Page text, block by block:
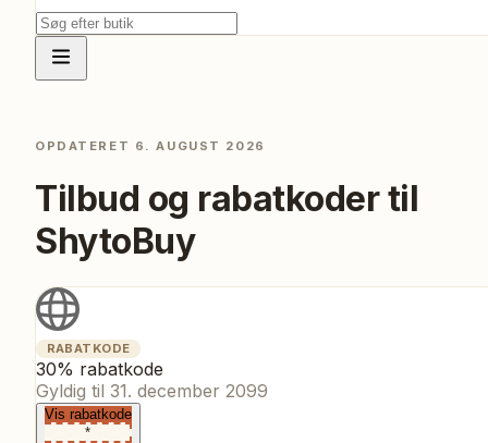
OPDATERET 6. AUGUST 2026
Tilbud og rabatkoder til
ShytoBuy
RABATKODE
30% rabatkode
Gyldig til 31. december 2099
Vis rabatkode
*